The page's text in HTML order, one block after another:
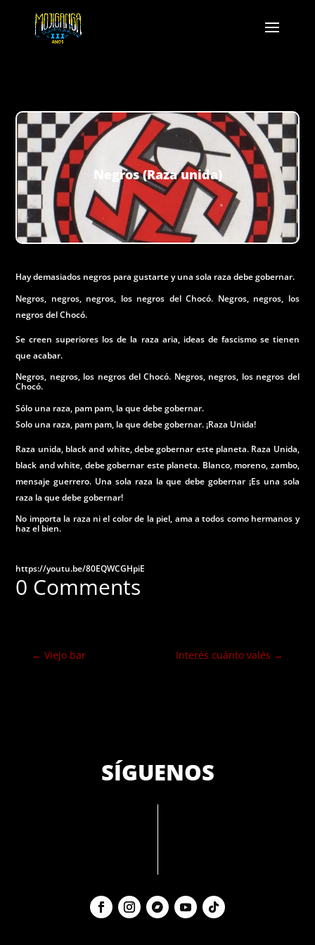
Negros (Raza unida)
Hay demasiados negros para gustarte y una sola raza debe gobernar.
Negros, negros, negros, los negros del Chocó. Negros, negros, los
negros del Chocó.
Se creen superiores los de la raza aria, ideas de fascismo se tienen
que acabar.
Negros, negros, los negros del Chocó. Negros, negros, los negros del
Chocó.
Sólo una raza, pam pam, la que debe gobernar.
Solo una raza, pam pam, la que debe gobernar. ¡Raza Unida!
Raza unida, black and white, debe gobernar este planeta. Raza Unida,
black and white, debe gobernar este planeta. Blanco, moreno, zambo,
mensaje guerrero. Una sola raza la que debe gobernar ¡Es una sola
raza la que debe gobernar!
No importa la raza ni el color de la piel, ama a todos como hermanos y
haz el bien.
https://youtu.be/80EQWCGHpiE
0 Comments
← Viejo bar Interés cuánto valés →
SÍGUENOS